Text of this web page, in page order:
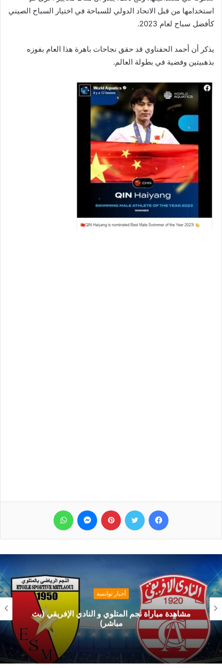
استخدامها من قبل الاتحاد الدولي للسباحة في اختيار السباح الصيني
كأفضل سباح لعام 2023.
يذكر أن أحمد الحفناوي قد حقق نجاحات باهرة هذا العام بفوزه
بذهبيتين وفضية في بطولة العالم.
فيسبوك تويتر بينتيريست ماسنجر
أخبار توانسة
مشاهدة مباراة نجم المتلوي و النادي الإفريقي (بث
مباشر)